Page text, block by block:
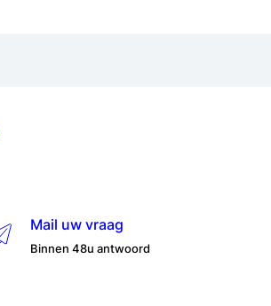
Mail uw vraag
Binnen 48u antwoord